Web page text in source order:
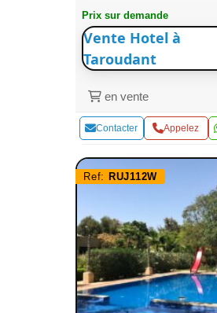
Prix sur demande
Vente Hotel à
Taroudant
en vente
Contacter Appelez
Ref: RUJ112W